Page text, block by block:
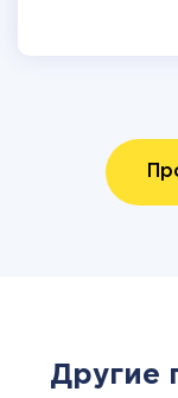
Другие